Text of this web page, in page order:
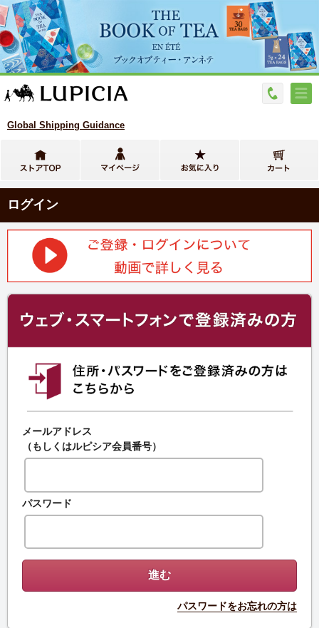
Global Shipping Guidance
ログイン
メールアドレス
（もしくはルピシア会員番号）
パスワード
パスワードをお忘れの方は